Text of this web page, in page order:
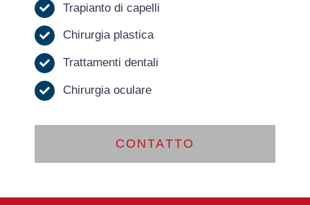
Trapianto di capelli
Chirurgia plastica
Trattamenti dentali
Chirurgia oculare
CONTATTO